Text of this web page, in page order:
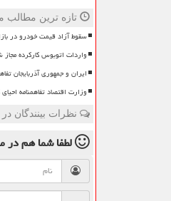
تازه ترین مطالب
سقوط آزاد قیمت خودرو در
واردات اتوبوس کارکرده
ایران و جمهوری آذربایجان
وزارت اقتصاد تفاهمنامه
نظرات بینندگان
لطفا شما همدر